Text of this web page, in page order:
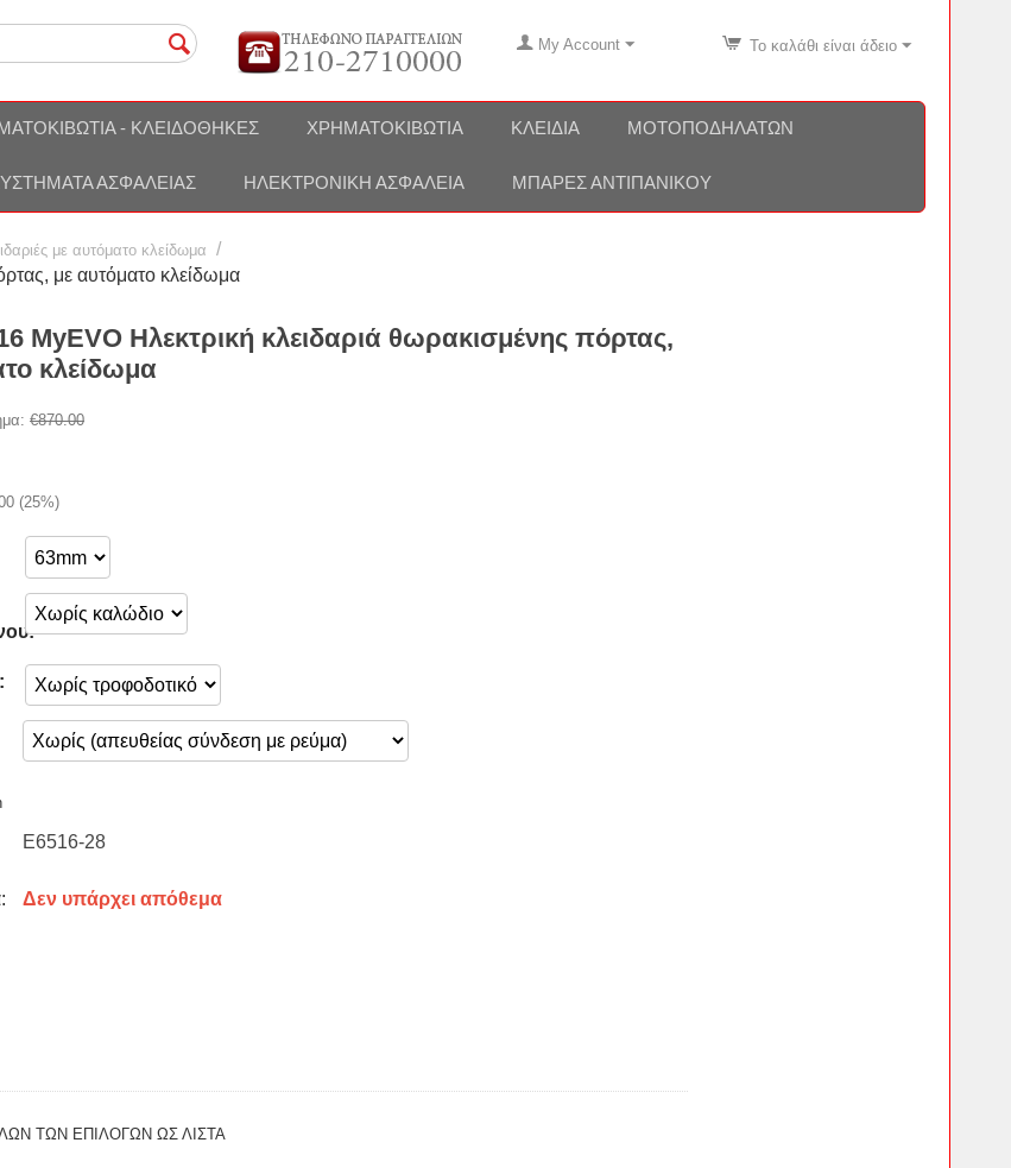
My Account Το καλάθι είναι άδειο
- ΚΛΕΙΔΟΘΉΚΕΣ ΧΡΗΜΑΤΟΚΙΒΏΤΙΑ ΚΛΕΙΔΙΆ ΜΟΤΟΠΟΔΗΛΆΤΩΝ
ΑΣΦΑΛΕΊΑΣ ΗΛΕΚΤΡΟΝΙΚΉ ΑΣΦΆΛΕΙΑ ΜΠΆΡΕΣ ΑΝΤΙΠΑΝΙΚΟΎ
με αυτόματο κλείδωμα /
με αυτόματο κλείδωμα
MyEVO Ηλεκτρική κλειδαριά θωρακισμένης πόρτας,
κλείδωμα
€870.00
(25%)
E6516-28
Δεν υπάρχει απόθεμα
ΤΩΝ ΕΠΙΛΟΓΩΝ ΩΣ ΛΊΣΤΑ